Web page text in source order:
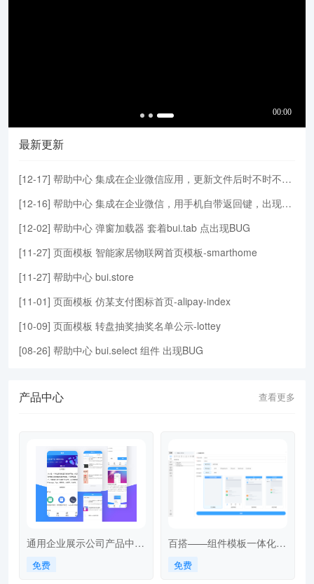
最新更新
[12-17] 帮助中心 集成在企业微信应用，更新文件后时不时不会自动更新到最新的版本HTML或JS，需清楚企业微信缓存并退出才可以
[12-16] 帮助中心 集成在企业微信，用手机自带返回键，出现BUG会返回两次上次页面
[12-02] 帮助中心 弹窗加载器 套着bui.tab 点出现BUG
[11-27] 页面模板 智能家居物联网首页模板-smarthome
[11-27] 帮助中心 bui.store
[11-01] 页面模板 仿某支付图标首页-alipay-index
[10-09] 页面模板 转盘抽奖抽奖名单公示-lottey
[08-26] 帮助中心 bui.select 组件 出现BUG
产品中心 查看更多
通用企业展示公司产品中心
免费
百搭——组件模板一体化构
免费